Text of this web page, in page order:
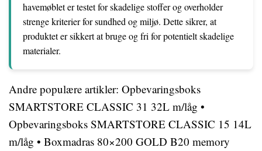
havemøblet er testet for skadelige stoffer og overholder
strenge kriterier for sundhed og miljø. Dette sikrer, at
produktet er sikkert at bruge og fri for potentielt skadelige
materialer.
Andre populære artikler: Opbevaringsboks
SMARTSTORE CLASSIC 31 32L m/låg •
Opbevaringsboks SMARTSTORE CLASSIC 15 14L
m/låg • Boxmadras 80×200 GOLD B20 memory